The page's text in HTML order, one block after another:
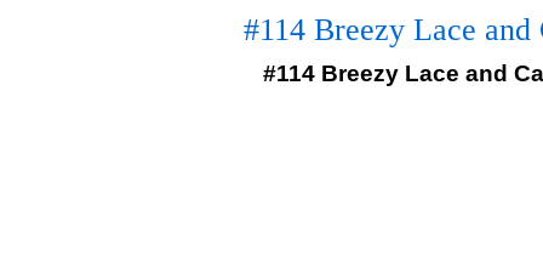
#114 Breezy Lace
#114 Breezy Lace and